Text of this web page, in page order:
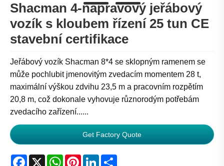
Shacman 4-nápravový jeřábový
vozík s kloubem řízení 25 tun CE
stavební certifikace
Jeřábový vozík Shacman 8*4 se sklopným ramenem se
může pochlubit jmenovitým zvedacím momentem 28 t,
maximální výškou zdvihu 23,5 m a pracovním rozpětím
20,8 m, což dokonale vyhovuje různorodým potřebám
zvedacího zařízení......
Get Factory Quote
Facebook
X WhatsApp
PinterestLinkedIn